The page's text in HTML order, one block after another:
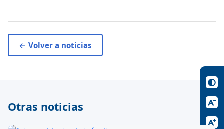
← Volver a noticias
Otras noticias